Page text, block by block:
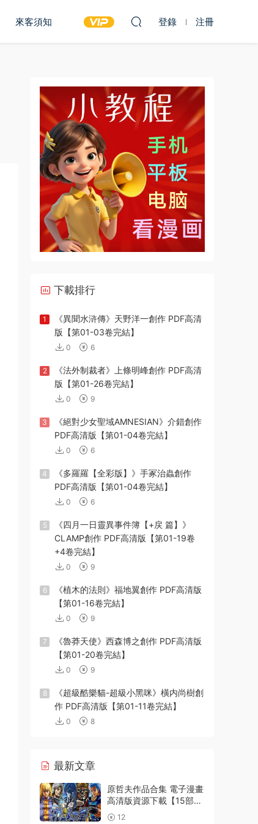
來客須知 登錄 注冊
下載排行
1
《異聞水浒傳》天野洋一創作 PDF高清
版【第01-03卷完結】
0 6
2
《法外制裁者》上條明峰創作 PDF高清
版【第01-26卷完結】
0 9
3
《絕對少女聖域AMNESIAN》介錯創作
PDF高清版【第01-04卷完結】
0 6
4
《多羅羅【全彩版】》手冢治蟲創作
PDF高清版【第01-04卷完結】
0 6
5
《四月一日靈異事件簿【+戻 篇】》
CLAMP創作 PDF高清版【第01-19卷
+4卷完結】
0 9
6
《植木的法則》福地翼創作 PDF高清版
【第01-16卷完結】
0 9
7
《魯莽天使》西森博之創作 PDF高清版
【第01-20卷完結】
0 9
8
《超級酷樂貓-超級小黑咪》橫内尚樹創
作 PDF高清版【第01-11卷完結】
0 8
最新文章
原哲夫作品合集 電子漫畫
高清版資源下載【15部合
集完結】【PDF格式】
12